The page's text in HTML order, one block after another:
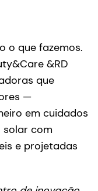
o que fazemos.
&RD
que
—
em cuidados
solar com
e projetadas